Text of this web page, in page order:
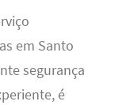
em Santo
segurança
é